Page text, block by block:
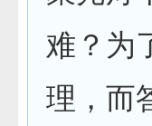
难？为
理，而